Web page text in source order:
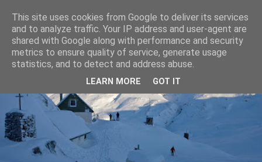
This site uses cookies from Google to deliver its services
and to analyze traffic. Your IP address and user-agent are
shared with Google along with performance and security
metrics to ensure quality of service, generate usage
statistics, and to detect and address abuse.
LEARN MORE GOT IT